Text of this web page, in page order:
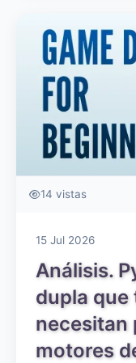
14 vistas
15 Jul 2026
Análisis.
dupla que
necesitan
motores